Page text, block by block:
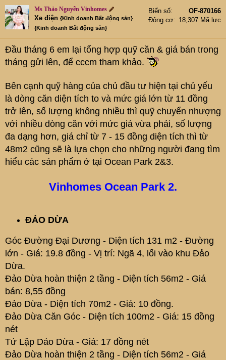
r
Ms Thảo Nguyễn Vinhomes
Xe điện {Kinh doanh Bất động sản}
{Kinh doanh Bất động sản}
Biển số
OF-870166
Động cơ
18,307 Mã lực
Đầu tháng 6 em lại tổng hợp quỹ căn & giá bán trong
tháng gửi lên, để cccm tham khảo.
Bên cạnh quỹ hàng của chủ đầu tư hiện tại chủ yếu
là dòng căn diện tích to và mức giá lớn từ 11 đồng
trở lên, số lượng không nhiều thì quỹ chuyển nhượng
với nhiều dòng căn với mức giá vừa phải, số lượng
đa dạng hơn, giá chỉ từ 7 - 15 đồng diện tích thì từ
48m2 cũng sẽ là lựa chọn cho những người đang tìm
hiểu các sản phẩm ở tại Ocean Park 2&3.
Vinhomes Ocean Park 2.
ĐẢO DỪA
Góc Đường Đại Dương - Diện tích 131 m2 - Đường
lớn - Giá: 19.8 đồng - Vị trí: Ngã 4, lối vào khu Đảo
Dừa.
Đảo Dừa hoàn thiện 2 tầng - Diện tích 56m2 - Giá
bán: 8,55 đồng
Đảo Dừa - Diện tích 70m2 - Giá: 10 đồng.
Đảo Dừa Căn Góc - Diện tích 100m2 - Giá: 15 đồng
nét
Tứ Lập Dảo Dừa - Giá: 17 đồng nét
Đảo Dừa hoàn thiện 2 tầng - Diện tích 56m2 - Giá